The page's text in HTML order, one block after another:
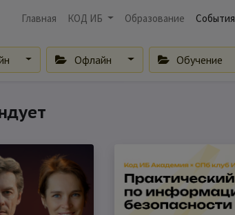
Главная КОД ИБ Образование События
Офлайн Обучение